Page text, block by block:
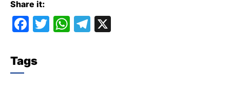
Share it:
F
c
e
T
W T
Tags